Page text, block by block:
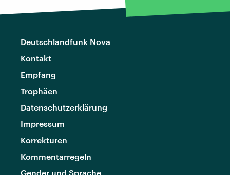
Deutschlandfunk Nova
Kontakt
Empfang
Trophäen
Datenschutzerklärung
Impressum
Korrekturen
Kommentarregeln
Gender und Sprache